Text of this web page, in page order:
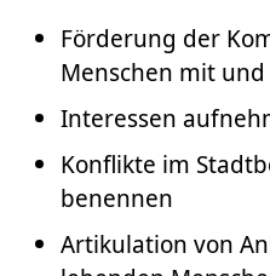
Förderung der
Menschen mit
Interessen
Konflikte im
benennen
Artikulation von